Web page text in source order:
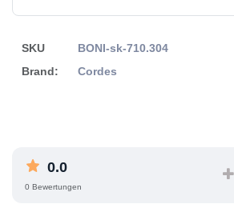
SKU
BONI-sk-710.304
Brand:
Cordes
0.0
0 Bewertungen